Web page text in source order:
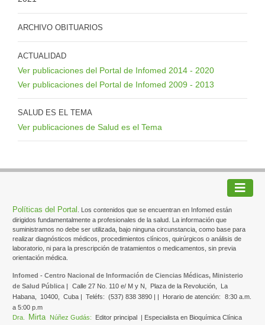
ARCHIVO OBITUARIOS
ACTUALIDAD
Ver publicaciones del Portal de Infomed 2014 - 2020
Ver publicaciones del Portal de Infomed 2009 - 2013
SALUD ES EL TEMA
Ver publicaciones de Salud es el Tema
Políticas del Portal
. Los contenidos que se encuentran en Infomed están
dirigidos fundamentalmente a profesionales de la salud. La información que
suministramos no debe ser utilizada, bajo ninguna circunstancia, como base para
realizar diagnósticos médicos, procedimientos clínicos, quirúrgicos o análisis de
laboratorio, ni para la prescripción de tratamientos o medicamentos, sin previa
orientación médica.
Infomed - Centro Nacional de Información de Ciencias Médicas, Ministerio
de Salud Pública | Calle 27 No. 110 e/ M y N, Plaza de la Revolución,
La
Habana, 10400, Cuba | Teléfs: (537) 838 3890 | | Horario de atención:
8:30 a.m.
a 5:00 p.m
Dra.
Mirta Núñez Gudás: Editor principal | Especialista en Bioquímica Clínica